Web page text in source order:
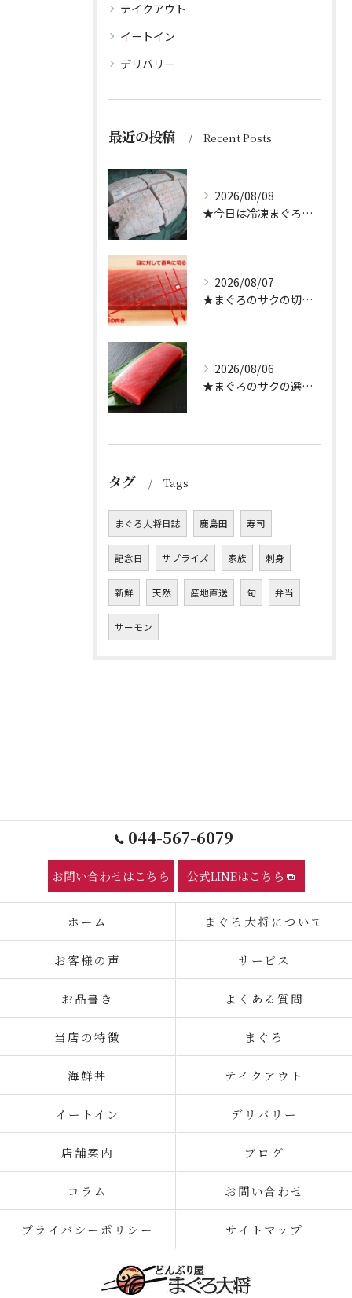
テイクアウト
イートイン
デリバリー
最近の投稿 Recent Posts
2026/08/08
★今日は冷凍まぐろのサクの解凍方法★（どんぶり屋まぐろ大将）
2026/08/07
★まぐろのサクの切り方★
2026/08/06
★まぐろのサクの選び方★（どんぶり屋まぐろ大将）
タグ Tags
まぐろ大将日誌 鹿島田 寿司
記念日 サプライズ 家族 刺身
新鮮 天然 産地直送 旬 弁当
サーモン
044-567-6079
お問い合わせはこちら 公式LINEはこちら
ホーム まぐろ大将について
お客様の声 サービス
お品書き よくある質問
当店の特徴 まぐろ
海鮮丼 テイクアウト
イートイン デリバリー
店舗案内 ブログ
コラム お問い合わせ
プライバシーポリシー サイトマップ